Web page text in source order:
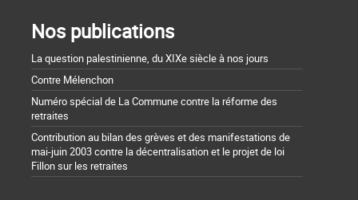
Nos publications
La question palestinienne, du XIXe siècle à nos jours
Contre Mélenchon
Numéro spécial de La Commune contre la réforme des
retraites
Contribution au bilan des grèves et des manifestations de
mai-juin 2003 contre la décentralisation et le projet de loi
Fillon sur les retraites